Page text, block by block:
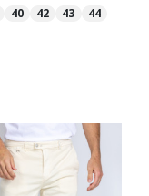
40 42 43
44